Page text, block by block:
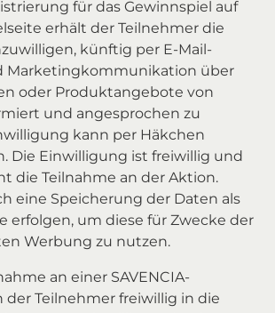
für das Gewinnspiel auf
erhält der Teilnehmer die
künftig per E-Mail-
Marketingkommunikation über
oder Produktangebote von
und angesprochen zu
kann per Häkchen
Die Einwilligung ist freiwillig und
die Teilnahme an der Aktion.
eine Speicherung der Daten als
erfolgen, um diese für Zwecke der
Werbung zu nutzen.
an einer SAVENCIA-
der Teilnehmer freiwillig in die